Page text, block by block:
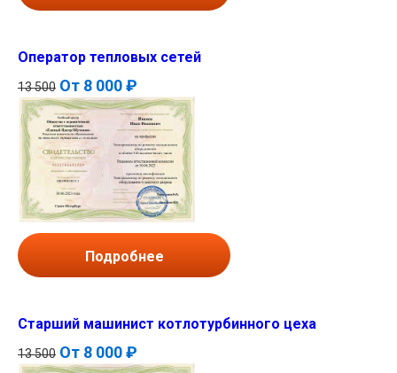
Оператор тепловых сетей
13 500 От 8 000 ₽
Подробнее
Старший машинист котлотурбинного цеха
13 500 От 8 000 ₽